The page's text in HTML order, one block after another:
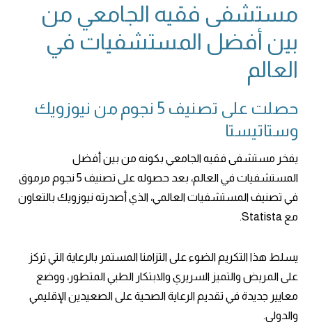
مستشفى فقيه الجامعي من
بين أفضل المستشفيات في
العالم
حصلت على تصنيف 5 نجوم من نيوزويك
وستاتيستا
يفخر مستشفى فقيه الجامعي بكونه من بين أفضل
المستشفيات في العالم، بعد حصوله على تصنيف 5 نجوم مرموق
في تصنيف المستشفيات العالمي، الذي أصدرته نيوزويك بالتعاون
مع Statista.
يسلط هذا التكريم الضوء على التزامنا المستمر بالرعاية التي تركز
على المريض والتميز السريري والابتكار الطبي المتطور، ووضع
معايير جديدة في تقديم الرعاية الصحية على الصعيدين الإقليمي
والدولي.